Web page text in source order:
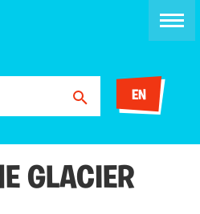
EN
GLACIER